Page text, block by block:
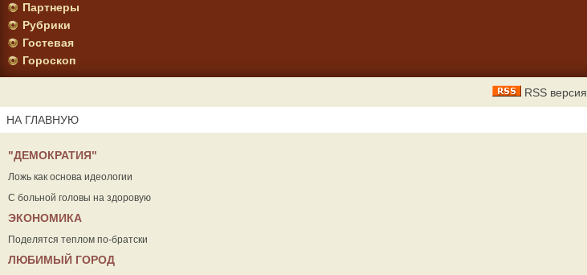
Партнеры
Рубрики
Гостевая
Гороскоп
RSS версия
НА ГЛАВНУЮ
"ДЕМОКРАТИЯ"
Ложь как основа идеологии
С больной головы на здоровую
ЭКОНОМИКА
Поделятся теплом по-братски
ЛЮБИМЫЙ ГОРОД